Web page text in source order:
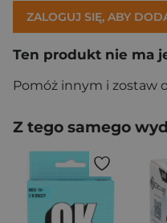
ZALOGUJ SIĘ, ABY
Ten produkt nie ma
Pomóż innym i zostaw
Z tego samego